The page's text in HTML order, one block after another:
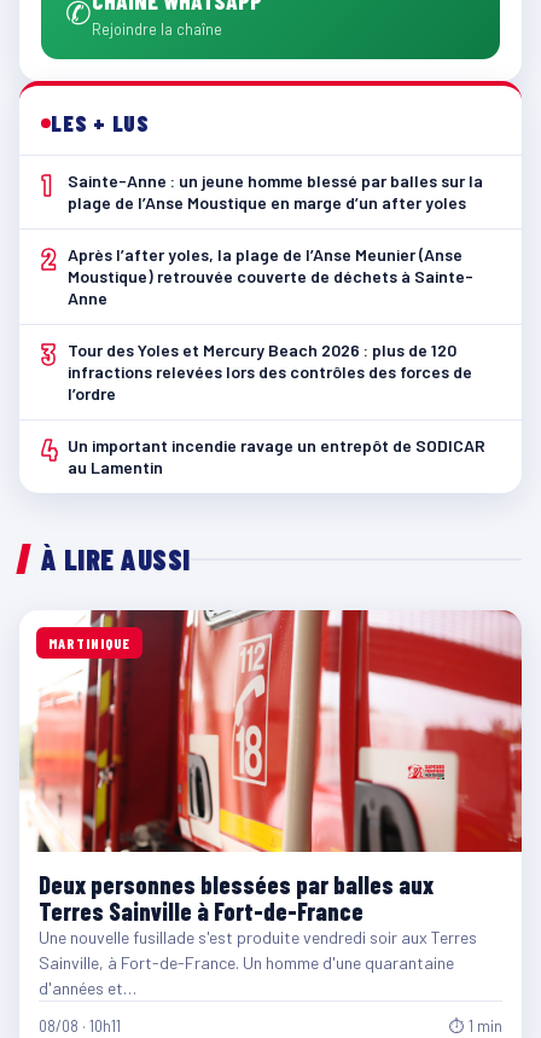
✆Rejoindre la chaîne
LES + LUS
1
Sainte-Anne : un jeune homme blessé par balles sur la
plage de l’Anse Moustique en marge d’un after yoles
2 Après l’after yoles, la plage de l’Anse Meunier (Anse
Moustique) retrouvée couverte de déchets à Sainte-
Anne
3
Tour des Yoles et Mercury Beach 2026 : plus de 120
infractions relevées lors des contrôles des forces de
l’ordre
4 Un important incendie ravage un entrepôt de SODICAR
au Lamentin
À LIRE AUSSI
MARTINIQUE
Deux personnes blessées par balles aux
Terres Sainville à Fort-de-France
Une nouvelle fusillade s'est produite vendredi soir aux Terres
Sainville, à Fort-de-France. Un homme d'une quarantaine
d'années et…
08/08 · 10h11 ⏱ 1 min